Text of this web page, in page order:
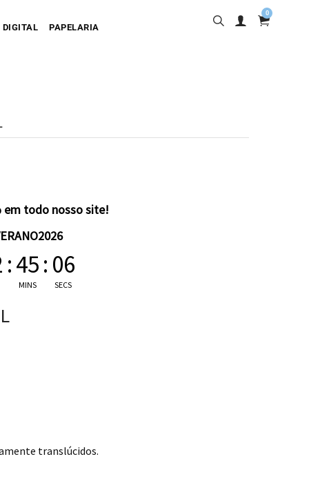
0
DIGITAL PAPELARIA
em todo nosso site!
:45
MINS
: 06
SECS
translúcidos.